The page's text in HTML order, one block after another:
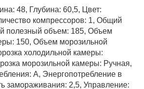
48, Глубина: 60,5, Цвет:
компрессоров: 1, Общий
полезный объем: 185, Объем
150, Объем морозильной
холодильной камеры:
морозильной камеры: Ручная,
А, Энергопотребление в
замораживания: 2,5, Управление: